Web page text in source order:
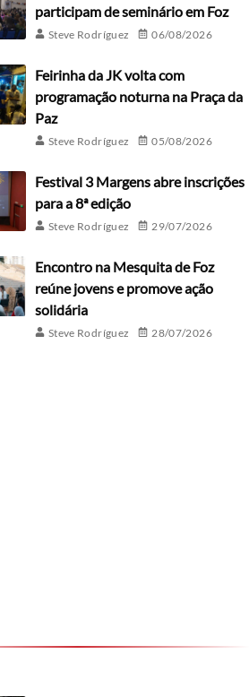
participam de seminário em Foz
Steve Rodríguez 06/08/2026
Feirinha da JK volta com
programação noturna na Praça da
Paz
Steve Rodríguez 05/08/2026
Festival 3 Margens abre inscrições
para a 8ª edição
Steve Rodríguez 29/07/2026
Encontro na Mesquita de Foz
reúne jovens e promove ação
solidária
Steve Rodríguez 28/07/2026